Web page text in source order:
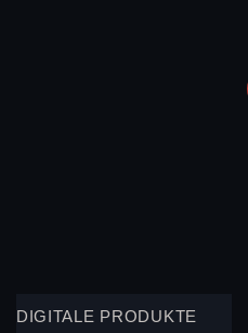
DIGITALE PRODUKTE